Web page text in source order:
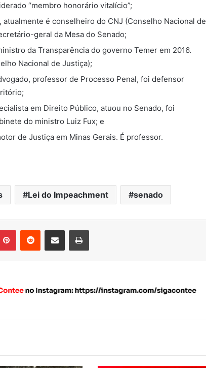
“membro honorário vitalício”;
é conselheiro do CNJ (Conselho Nacional de
geral da Mesa do Senado;
da Transparência do governo Temer em 2016.
Nacional de Justiça);
professor de Processo Penal, foi defensor
em Direito Público, atuou no Senado, foi
do ministro Luiz Fux; e
de Justiça em Minas Gerais. É professor.
Lei do Impeachment senado